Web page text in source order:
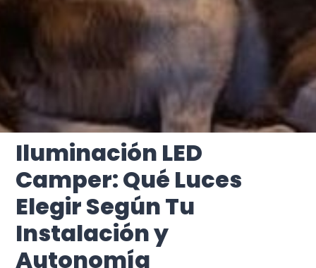
Iluminación LED
Camper: Qué Luces
Elegir Según Tu
Instalación y
Autonomía